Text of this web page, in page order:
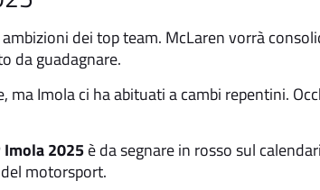
dei top team. McLaren vorrà
da guadagnare.
Imola ci ha abituati a cambi repentini.
Imola 2025è da segnare in rosso sul
motorsport.